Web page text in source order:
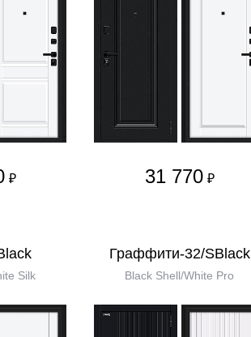
₽ 31 770 ₽
Silk
Граффити-32/SBlack
Black Shell/White Pro